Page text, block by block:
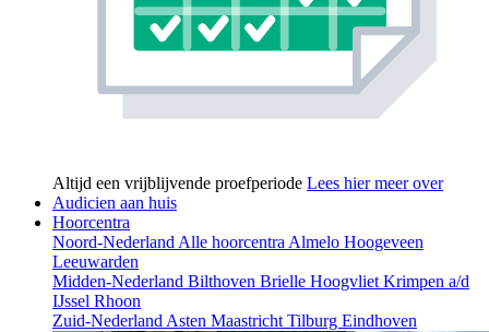
Altijd een vrijblijvende proefperiode Lees hier meer over
Audicien aan huis
Hoorcentra
Noord-NederlandAlle hoorcentraAlmelo Hoogeveen
Leeuwarden
Midden-Nederland Bilthoven Brielle HoogvlietKrimpen a/d
IJssel Rhoon
Zuid-NederlandAsten MaastrichtTilburg Eindhoven